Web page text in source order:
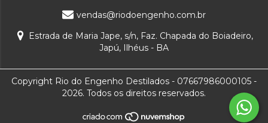
vendas@riodoengenho.com.br
Estrada de Maria Jape, s/n, Faz. Chapada do Boiadeiro,
Japú, Ilhéus - BA
Copyright Rio do Engenho Destilados - 07667986000105 -
2026. Todos os direitos reservados.